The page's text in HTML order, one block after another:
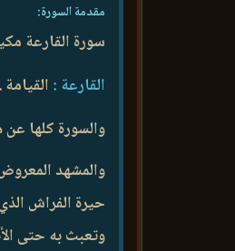
مقدمة السورة:
سورة القارعة
القارعة :
والسورة كلها
والمشهد
حيرة الفراش
وتعبث به حتى